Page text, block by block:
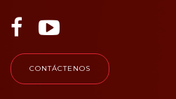
CONTÁCTENOS